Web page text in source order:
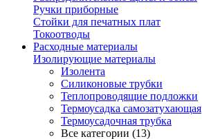
Ручки приборные
Стойки для печатных плат
Токоотводы
Расходные материалы
Изолирующие материалы
Изолента
Силиконовые трубки
Теплопроводящие подложки
Термоусадка самозатухающая
Термоусадочная трубка
Все категории (13)